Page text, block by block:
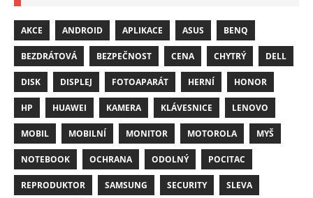
AKCE ANDROID APLIKACE ASUS BENQ
BEZDRÁTOVÁ BEZPEČNOST CENA CHYTRÝ DELL
DISK DISPLEJ FOTOAPARÁT HERNÍ HONOR
HP HUAWEI KAMERA KLÁVESNICE LENOVO
MOBIL MOBILNÍ MONITOR MOTOROLA MYŠ
NOTEBOOK OCHRANA ODOLNÝ POCITAC
REPRODUKTOR SAMSUNG SECURITY SLEVA